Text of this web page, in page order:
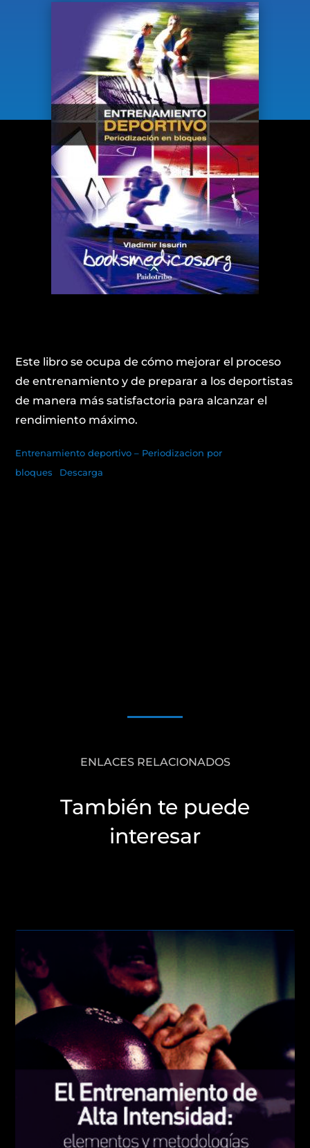
Este libro se ocupa de cómo mejorar el proceso
de entrenamiento y de preparar a los deportistas
de manera más satisfactoria para alcanzar el
rendimiento máximo.
Entrenamiento deportivo – Periodizacion por
bloques
Descarga
ENLACES RELACIONADOS
También te puede
interesar